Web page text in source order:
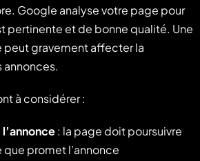
Google analyse votre page pour
pertinente et de bonne qualité. Une
gravement affecter la
à considérer :
: la page doit poursuivre
promet l’annonce